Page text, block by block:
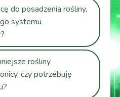
do posadzenia rośliny,
systemu
rośliny
czy potrzebuję